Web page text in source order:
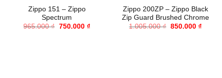
Zippo 151 – Zippo
Spectrum
965.000₫ Giá
750.000 ₫Giá
Zippo 200ZP – Zippo Black
Zip Guard Brushed Chrome
1.005.000₫ Giá
850.000 ₫Giá